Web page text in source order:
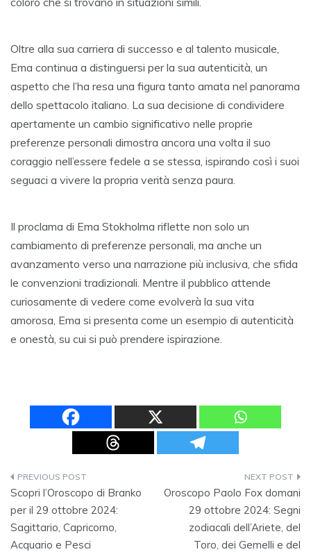
Oltre alla sua carriera di successo e al talento musicale,
Ema continua a distinguersi per la sua autenticità, un
aspetto che l’ha resa una figura tanto amata nel panorama
dello spettacolo italiano. La sua decisione di condividere
apertamente un cambio significativo nelle proprie
preferenze personali dimostra ancora una volta il suo
coraggio nell’essere fedele a se stessa, ispirando così i suoi
seguaci a vivere la propria verità senza paura.
Il proclama di Ema Stokholma riflette non solo un
cambiamento di preferenze personali, ma anche un
avanzamento verso una narrazione più inclusiva, che sfida
le convenzioni tradizionali. Mentre il pubblico attende
curiosamente di vedere come evolverà la sua vita
amorosa, Ema si presenta come un esempio di autenticità
e onestà, su cui si può prendere ispirazione.
Navigazione
articoli
Scopri l’Oroscopo di Branko
per il 29 ottobre 2024:
Sagittario, Capricorno,
Acquario e Pesci
Oroscopo Paolo Fox domani
29 ottobre 2024: Segni
zodiacali dell’Ariete, del
Toro, dei Gemelli e del